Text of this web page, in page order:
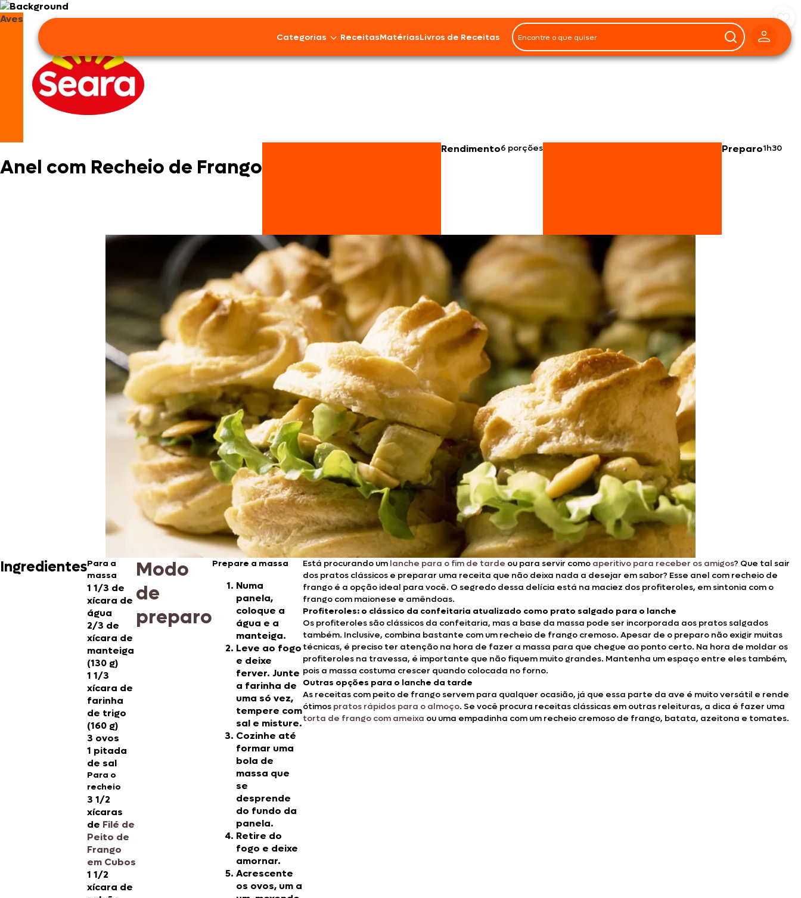
Categorias
100% Vegetal
Doces, Bolos e Sobremesas
Pães e Massas
Bebidas
Entrevistas
ReceitasMatériasLivros de Receitas
Aves
Anel com Recheio de Frango
Rendimento6 porções Preparo1h30
IngredientesPara a
massa
1 1/3 de
xícara de
água
2/3 de
xícara de
manteiga
(130 g)
1 1/3
xícara de
farinha
de trigo
(160 g)
3 ovos
1 pitada
de sal
Para o
recheio
3 1/2
xícaras
de Filé de
Peito de
Frango
em Cubos
1 1/2
xícara de
Modo
de
preparo
Prepare a massa
Numa
panela,
coloque a
água e a
manteiga.
Leve ao fogo
e deixe
ferver. Junte
a farinha de
uma só vez,
tempere com
sal e misture.
Cozinhe até
formar uma
bola de
massa que
se
desprende
do fundo da
panela.
Retire do
fogo e deixe
amornar.
Acrescente
os ovos, um a
Está procurando um lanche para o fim de tarde ou para servir como aperitivo para receber os amigos? Que tal sair
dos pratos clássicos e preparar uma receita que não deixa nada a desejar em sabor? Esse anel com recheio de
frango é a opção ideal para você. O segredo dessa delícia está na maciez dos profiteroles, em sintonia com o
frango com maionese e amêndoas.
Profiteroles: o clássico da confeitaria atualizado como prato salgado para o lanche
Os profiteroles são clássicos da confeitaria, mas a base da massa pode ser incorporada aos pratos salgados
também. Inclusive, combina bastante com um recheio de frango cremoso. Apesar de o preparo não exigir muitas
técnicas, é preciso ter atenção na hora de fazer a massa para que chegue ao ponto certo. Na hora de moldar os
profiteroles na travessa, é importante que não fiquem muito grandes. Mantenha um espaço entre eles também,
pois a massa costuma crescer quando colocada no forno.
Outras opções para o lanche da tarde
As receitas com peito de frango servem para qualquer ocasião, já que essa parte da ave é muito versátil e rende
ótimos pratos rápidos para o almoço. Se você procura receitas clássicas em outras releituras, a dica é fazer uma
torta de frango com ameixa ou uma empadinha com um recheio cremoso de frango, batata, azeitona e tomates.